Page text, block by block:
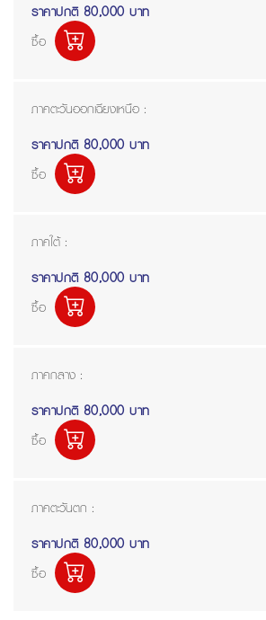
ราคาปกติ 80,000 บาท
ซื้อ
ภาคตะวันออกเฉียงเหนือ :
ราคาปกติ 80,000 บาท
ซื้อ
ภาคใต้ :
ราคาปกติ 80,000 บาท
ซื้อ
ภาคกลาง :
ราคาปกติ 80,000 บาท
ซื้อ
ภาคตะวันตก :
ราคาปกติ 80,000 บาท
ซื้อ